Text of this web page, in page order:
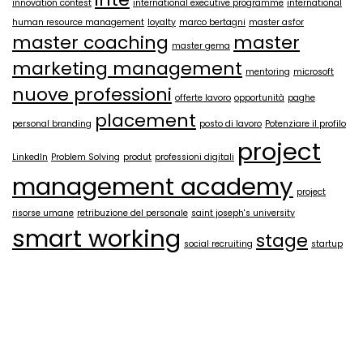
innovation contest international executive programme international
human resource management loyalty marco bertagni master asfor
master coaching master gema master
marketing management mentoring microsoft
nuove professioni offerte lavoro opportunità paghe
personal branding placement posto di lavoro Potenziare il profilo
LinkedIn Problem Solving produt professioni digitali project
management academy project
risorse umane retribuzione del personale saint joseph's university
smart working social recruiting stage startup